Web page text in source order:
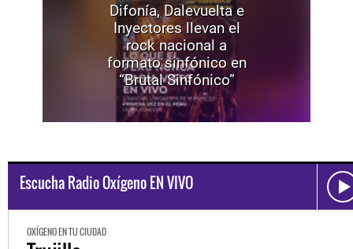
Difonía, Dalevuelta e
Inyectores llevan el
rock nacional a
formato sinfónico en
“Brutal Sinfónico”
Escucha Radio Oxígeno EN VIVO
OXÍGENO EN TU CIUDAD